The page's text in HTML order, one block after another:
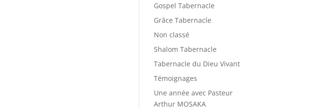
Gospel Tabernacle
Grâce Tabernacle
Non classé
Shalom Tabernacle
Tabernacle du Dieu Vivant
Témoignages
Une année avec Pasteur
Arthur MOSAKA